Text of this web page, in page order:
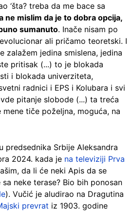
‘šta? treba da me bace sa
ne mislim da je to dobra opcija,
sumanuto. Inače nisam po
ali pričamo teoretski. I
zalažem jedina smislena, jedina
pritisak (...) to je blokada
i blokada univerziteta,
radnici i EPS i Kolubara i svi
pitanje slobode (...) ta treća
tiče poželjna, moguća, na
predsednika Srbije Aleksandra
2024. kada je na televiziji Prva
da li će neki Apis da se
neke terase? Bio bih ponosan
). Vučić je aludirao na Dragutina
prevrat iz 1903. godine